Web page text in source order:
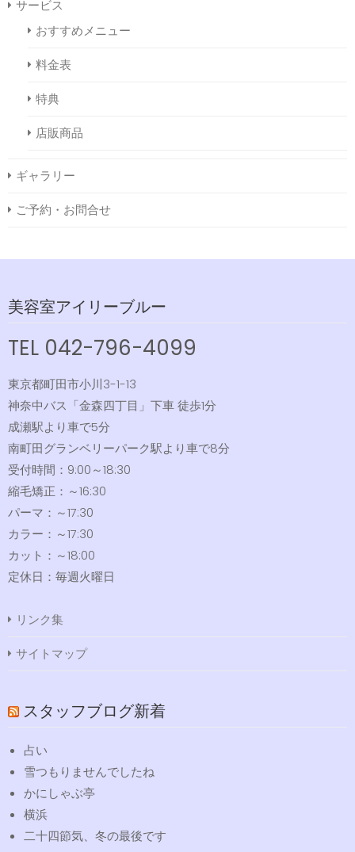
サービス
おすすめメニュー
料金表
特典
店販商品
ギャラリー
ご予約・お問合せ
美容室アイリーブルー
TEL 042-796-4099
東京都町田市小川3-1-13
神奈中バス「金森四丁目」下車 徒歩1分
成瀬駅より車で5分
南町田グランベリーパーク駅より車で8分
受付時間：9:00～18:30
縮毛矯正：～16:30
パーマ：～17:30
カラー：～17:30
カット：～18:00
定休日：毎週火曜日
リンク集
サイトマップ
スタッフブログ新着
占い
雪つもりませんでしたね
かにしゃぶ亭
横浜
二十四節気、冬の最後です